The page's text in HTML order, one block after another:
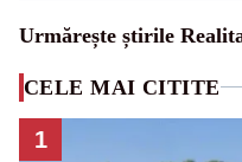
Urmărește știrile
CELE MAI CITITE
1